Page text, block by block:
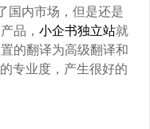
国内市场，但是还是
品， 小企书独立站就
的翻译为高级翻译和
专业度，产生很好的